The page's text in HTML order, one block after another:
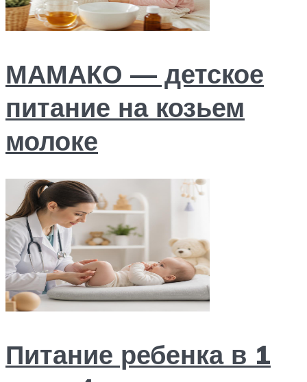
МАМАКО — детское
питание на козьем
молоке
Питание ребенка в 1